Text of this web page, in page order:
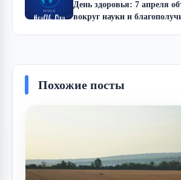
День здоровья: 7 апреля
вокруг науки и
Похожие посты